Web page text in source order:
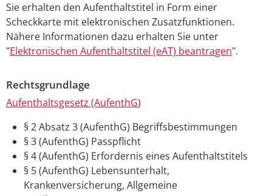
Sie erhalten den Aufenthaltstitel in Form einer
Scheckkarte mit elektronischen Zusatzfunktionen.
Nähere Informationen dazu erhalten Sie unter
"Elektronischen Aufenthaltstitel (eAT) beantragen".
Rechtsgrundlage
Aufenthaltsgesetz (AufenthG)
§ 2 Absatz 3 (AufenthG) Begriffsbestimmungen
§ 3 (AufenthG) Passpflicht
§ 4 (AufenthG) Erfordernis eines Aufenthaltstitels
§ 5 (AufenthG) Lebensunterhalt,
Krankenversicherung, Allgemeine